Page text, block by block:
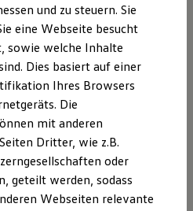
Strom
für Privatkunden
für Gewerbekunden
Ladekabel
der Elektrofahrzeuge
für Privatkunden
für Gewerbekunden
Details vom aktuellen
abweichen. Abgebildet sind
der Fahrzeuge gegen
Konfigurator für eine
Modelle und Ausstattungen.
Fahrzeug und sind nicht Bestandteil
allein Vergleichszwecken
Fahrzeugtypen.
Zubehör (Anbauteile, Reifenformat
und zu steuern. Sie
eine Webseite besucht
sowie welche Inhalte
Dies basiert auf einer
Ihres Browsers
Die
mit anderen
Dritter, wie z.B.
oder
geteilt werden, sodass
Webseiten relevante